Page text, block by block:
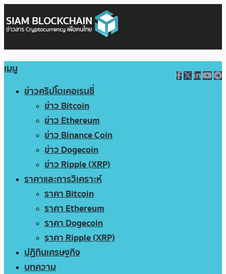
เมนู
ข่าวคริปโตเคอเรนซี่
ข่าว Bitcoin
ข่าว Ethereum
ข่าว Binance Coin
ข่าว Dogecoin
ข่าว Ripple (XRP)
ราคาและการวิเคราะห์
ราคา Bitcoin
ราคา Ethereum
ราคา Dogecoin
ราคา Ripple (XRP)
ปฏิทินเศรษฐกิจ
บทความ